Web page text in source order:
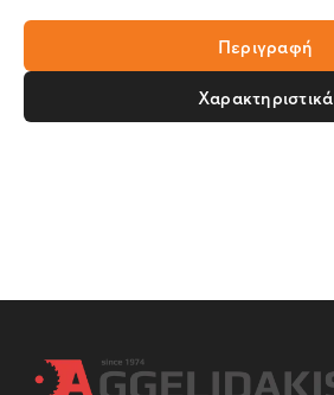
Περιγραφή
Χαρακτηριστικά